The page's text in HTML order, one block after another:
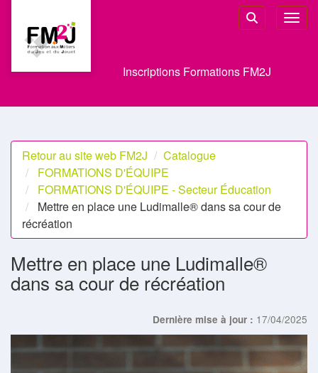
Rechercher
Inscriptions Formations FM2J
Retour au site web FM2J
Catalogue
FORMATIONS D'ÉQUIPE
FORMATIONS D'ÉQUIPE - Secteur Éducation
Mettre en place une Ludimalle® dans sa cour de
récréation
Mettre en place une Ludimalle®
dans sa cour de récréation
Dernière mise à jour : 17/04/2025